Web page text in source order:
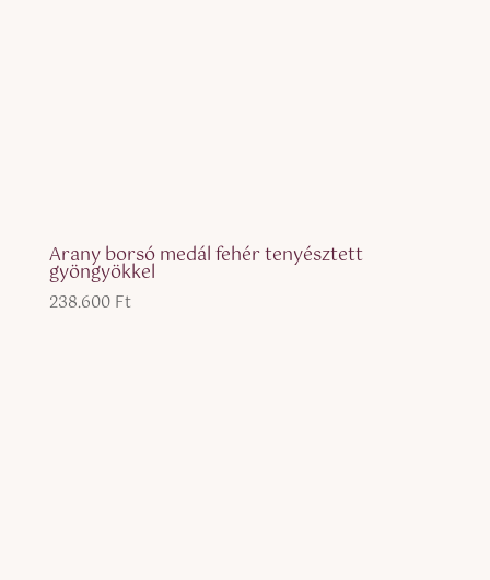
Arany borsó medál fehér tenyésztett
gyöngyökkel
238.600 Ft